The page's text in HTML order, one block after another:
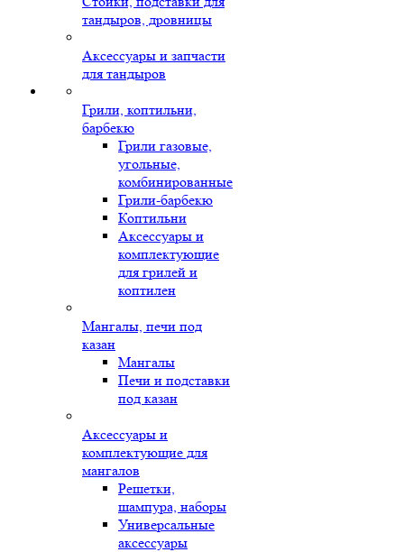
тандыров, дровницы
Аксессуары и запчасти
для тандыров
Грили, коптильни,
барбекю
Грили газовые,
угольные,
комбинированные
Грили-барбекю
Коптильни
Аксессуары и
комплектующие
для грилей и
коптилен
Мангалы, печи под
казан
Мангалы
Печи и подставки
под казан
Аксессуары и
комплектующие для
мангалов
Решетки,
шампура, наборы
Универсальные
аксессуары